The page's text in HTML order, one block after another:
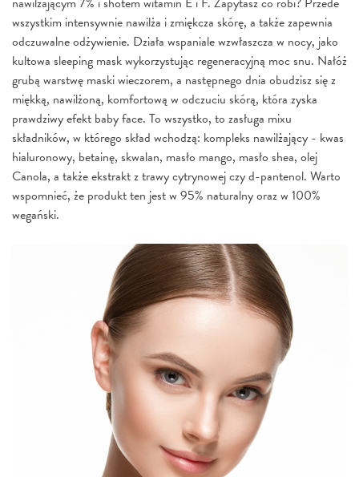
wszystkim intensywnie nawilża i zmiękcza skórę, a także zapewnia
odczuwalne odżywienie. Działa wspaniale wzwłaszcza w nocy, jako
kultowa sleeping mask wykorzystując regeneracyjną moc snu. Nałóż
grubą warstwę maski wieczorem, a następnego dnia obudzisz się z
miękką, nawilżoną, komfortową w odczuciu skórą, która zyska
prawdziwy efekt baby face. To wszystko, to zasługa mixu
składników, w którego skład wchodzą: kompleks nawilżający - kwas
hialuronowy, betainę, skwalan, masło mango, masło shea, olej
Canola, a także ekstrakt z trawy cytrynowej czy d-pantenol. Warto
wspomnieć, że produkt ten jest w 95% naturalny oraz w 100%
wegański.